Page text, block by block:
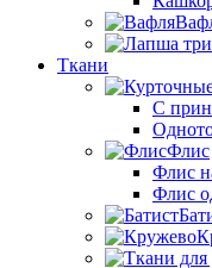
Ткани
С
Флис
Флис
Флис